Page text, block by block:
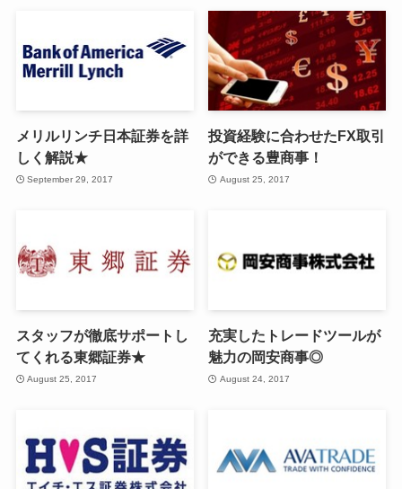
メリルリンチ日本証券を詳
しく解説★
September 29, 2017
投資経験に合わせたFX取引
ができる豊商事！
August 25, 2017
スタッフが徹底サポートし
てくれる東郷証券★
August 25, 2017
充実したトレードツールが
魅力の岡安商事◎
August 24, 2017